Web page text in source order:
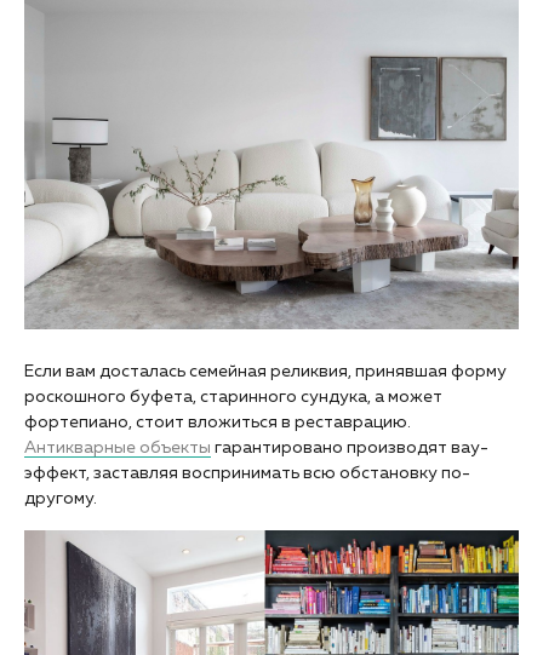
Если вам досталась семейная реликвия, принявшая форму
роскошного буфета, старинного сундука, а может
фортепиано, стоит вложиться в реставрацию.
Антикварные объекты гарантировано производят вау-
эффект, заставляя воспринимать всю обстановку по-
другому.